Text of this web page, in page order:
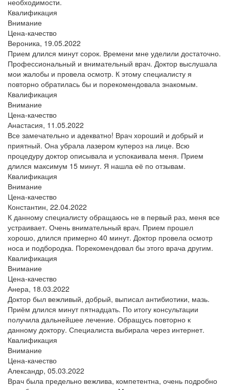
Квалификация
Внимание
Цена-качество
Вероника, 19.05.2022
Прием длился минут сорок. Времени мне уделили достаточно.
Профессиональный и внимательный врач. Доктор выслушала
мои жалобы и провела осмотр. К этому специалисту я
повторно обратилась бы и порекомендовала знакомым.
Квалификация
Внимание
Цена-качество
Анастасия, 11.05.2022
Все замечательно и адекватно! Врач хороший и добрый и
приятный. Она убрала лазером купероз на лице. Всю
процедуру доктор описывала и успокаивала меня. Прием
длился максимум 15 минут. Я нашла её по отзывам.
Квалификация
Внимание
Цена-качество
Константин, 22.04.2022
К данному специалисту обращаюсь не в первый раз, меня все
устраивает. Очень внимательный врач. Прием прошел
хорошо, длился примерно 40 минут. Доктор провела осмотр
носа и подбородка. Порекомендовал бы этого врача другим.
Квалификация
Внимание
Цена-качество
Анера, 18.03.2022
Доктор был вежливый, добрый, выписал антибиотики, мазь.
Приём длился минут пятнадцать. По итогу консультации
получила дальнейшее лечение. Обращусь повторно к
данному доктору. Специалиста выбирала через интернет.
Квалификация
Внимание
Цена-качество
Александр, 05.03.2022
Врач была предельно вежлива, компетентна, очень подробно